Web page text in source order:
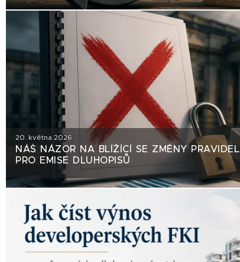
20. května 2026
NÁŠ NÁZOR NA BLÍŽÍCÍ SE ZMĚNY PRAVIDEL
PRO EMISE DLUHOPISŮ